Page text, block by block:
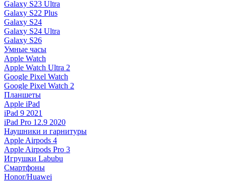
Galaxy S23 Ultra
Galaxy S22 Plus
Galaxy S24
Galaxy S24 Ultra
Galaxy S26
Умные часы
Apple Watch
Apple Watch Ultra 2
Google Pixel Watch
Google Pixel Watch 2
Планшеты
Apple iPad
iPad 9 2021
iPad Pro 12.9 2020
Наушники и гарнитуры
Apple Airpods 4
Apple Airpods Pro 3
Игрушки Labubu
Смартфоны
Honor/Huawei